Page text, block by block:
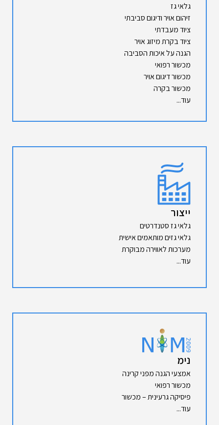
גלאי גז
זיהום אויר ודיגום סביבתי
ציוד מעבדתי
ציוד בקרת מיזוג אויר
הגנה על איכות הסביבה
מכשור רפואי
מכשור דיגום אויר
מכשור בקרה
עוד...
ייצור
גלאי גז סטנדרטים
גלאי גזים מותאמים אישית
מערכות לאווירה מבוקרת
עוד...
נימ
אמצעי הגנה מפני קרינה
מכשור רפואי
פיסיקה גרעינית – מכשור
עוד...